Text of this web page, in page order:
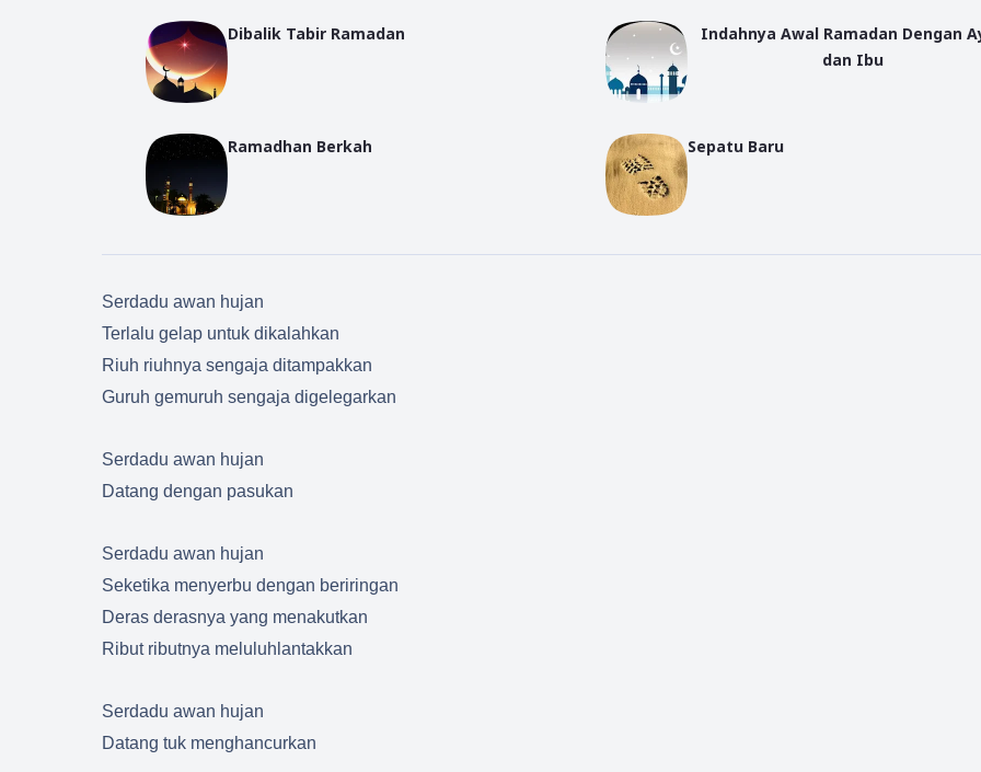
Dibalik Tabir Ramadan
Indahnya Awal Ramadan Dengan
dan Ibu
Ramadhan Berkah Sepatu Baru
Serdadu awan hujan
Terlalu gelap untuk dikalahkan
Riuh riuhnya sengaja ditampakkan
Guruh gemuruh sengaja digelegarkan
Serdadu awan hujan
Datang dengan pasukan
Serdadu awan hujan
Seketika menyerbu dengan beriringan
Deras derasnya yang menakutkan
Ribut ributnya meluluhlantakkan
Serdadu awan hujan
Datang tuk menghancurkan